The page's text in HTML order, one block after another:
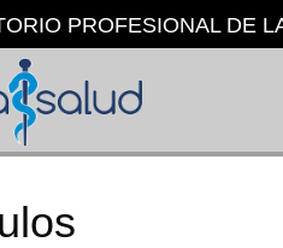
PROFESIONAL DE